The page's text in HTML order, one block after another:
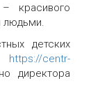
красивого
людьми.
детских
https://centr-
директора